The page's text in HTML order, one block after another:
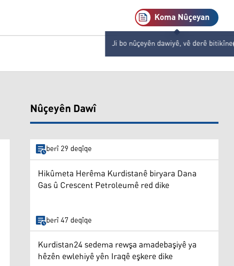
Koma Nûçeyan
Ji bo nûçeyên dawiyê, vê derê bitikîne
Nûçeyên Dawî
berî 29 deqîqe
Hikûmeta Herêma Kurdistanê biryara Dana
Gas û Crescent Petroleumê red dike
berî 47 deqîqe
Kurdistan24 sedema rewşa amadebaşiyê ya
hêzên ewlehiyê yên Iraqê eşkere dike